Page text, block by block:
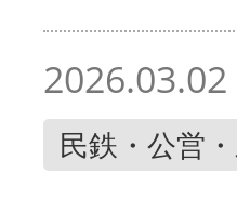
2026.03.02
民鉄・公営